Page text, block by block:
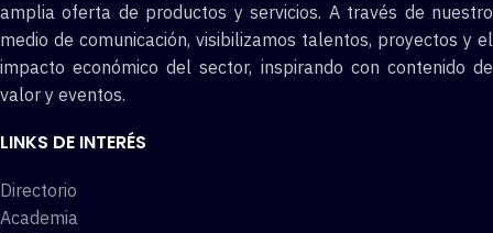
amplia oferta de productos y servicios. A través de nuestro
medio de comunicación, visibilizamos talentos, proyectos y el
impacto económico del sector, inspirando con contenido de
valor y eventos.
LINKS DE INTERÉS
Directorio
Academia